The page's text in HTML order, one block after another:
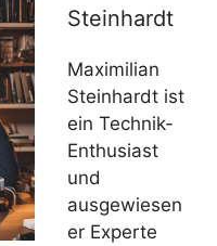
Steinhardt
Maximilian
Steinhardt ist
ein Technik-
Enthusiast
und
ausgewiesen
er Experte